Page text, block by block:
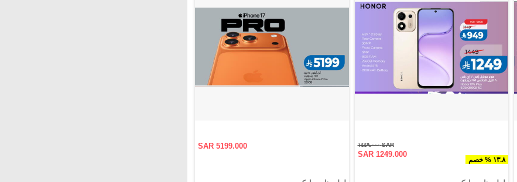
١٣.٨ % خصم
SAR ١٤٤٩.٠٠٠
SAR 1249.000
SAR 5199.000